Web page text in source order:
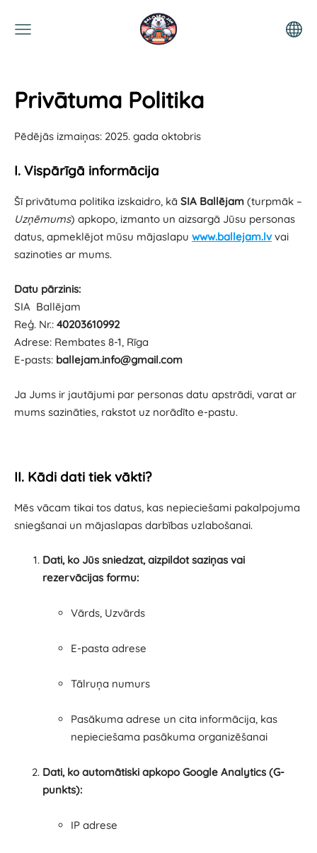
Privātuma Politika
Pēdējās izmaiņas: 2025. gada oktobris
I. Vispārīgā informācija
Šī privātuma politika izskaidro, kā SIA Ballējam (turpmāk –
Uzņēmums) apkopo, izmanto un aizsargā Jūsu personas
datus, apmeklējot mūsu mājaslapu www.ballejam.lvvai
sazinoties ar mums.
Datu pārzinis:
SIA Ballējam
Reģ. Nr.: 40203610992
Adrese: Rembates 8-1, Rīga
E-pasts: ballejam.info@gmail.com
Ja Jums ir jautājumi par personas datu apstrādi, varat ar
mums sazināties, rakstot uz norādīto e-pastu.
II. Kādi dati tiek vākti?
Mēs vācam tikai tos datus, kas nepieciešami pakalpojuma
sniegšanai un mājaslapas darbības uzlabošanai.
Dati, ko Jūs sniedzat, aizpildot saziņas vai
rezervācijas formu:
Vārds, Uzvārds
E-pasta adrese
Tālruņa numurs
Pasākuma adrese un cita informācija, kas
nepieciešama pasākuma organizēšanai
Dati, ko automātiski apkopo Google Analytics (G-
punkts):
IP adrese